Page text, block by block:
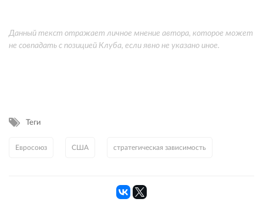
Данный текст отражает личное мнение автора, которое может
не совпадать с позицией Клуба, если явно не указано иное.
Теги
Евросоюз США стратегическая зависимость